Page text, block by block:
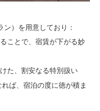
）を用意しており：
ことで、宿賃が下がる妙
た、割安なる特別扱い
ば、宿泊の度に徳が積ま